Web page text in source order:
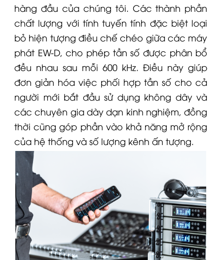
hàng đầu của chúng tôi. Các thành phần
chất lượng với tính tuyến tính đặc biệt loại
bỏ hiện tượng điều chế chéo giữa các máy
phát EW-D, cho phép tần số được phân bổ
đều nhau sau mỗi 600 kHz. Điều này giúp
đơn giản hóa việc phối hợp tần số cho cả
người mới bắt đầu sử dụng không dây và
các chuyên gia dày dạn kinh nghiệm, đồng
thời cũng góp phần vào khả năng mở rộng
của hệ thống và số lượng kênh ấn tượng.